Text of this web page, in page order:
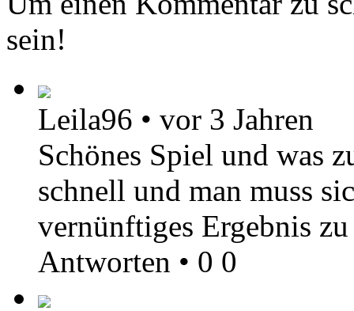
sein!
Leila96 • vor 3 Jahren
Schönes Spiel und was
schnell und man muss
vernünftiges Ergebnis
Antworten • 0 0